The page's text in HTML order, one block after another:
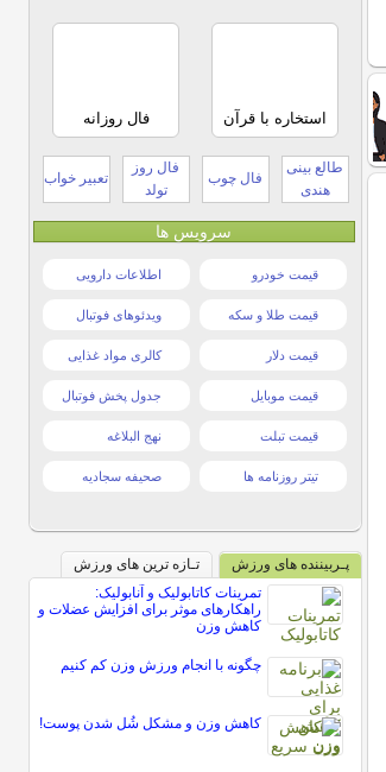
استخاره با قرآن فال روزانه
طالع بینی
هندی
فال چوب
فال روز
تولد
تعبیر خواب
سرویس ها
قیمت خودرو اطلاعات دارویی
قیمت طلا و سکه ویدئوهای فوتبال
قیمت دلار کالری مواد غذایی
قیمت موبایل جدول پخش فوتبال
قیمت تبلت نهج البلاغه
تیتر روزنامه ها صحیفه سجادیه
پـربیننده های ورزش
تـازه ترین های ورزش
تمرینات کاتابولیک و آنابولیک:
راهکارهای موثر برای افزایش عضلات و
کاهش وزن
چگونه با انجام ورزش وزن کم کنیم
کاهش وزن و مشکل شُل شدن پوست!